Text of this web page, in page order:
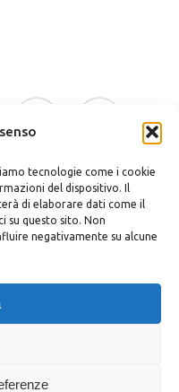
tecnologie come i cookie
del dispositivo. Il
di elaborare dati come il
su questo sito. Non
negativamente su alcune
whatsapp tiktok
Avola (SR)
e Condizioni
bysalvorubino.it